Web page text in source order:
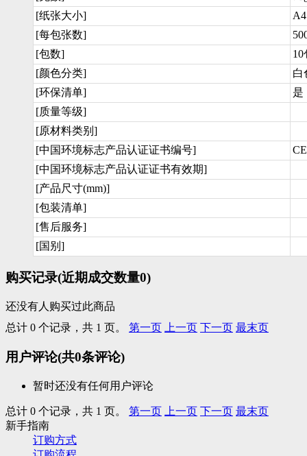
[纸张大小]
A4
[每包张数]
[包数]
10
[颜色分类]
白
[环保清单]
是
[质量等级]
[原材料类别]
[中国环境标志产品认证证书编号]
[中国环境标志产品认证证书有效期]
[产品尺寸(mm)]
[包装清单]
[售后服务]
[国别]
购买记录(近期成交数量0)
还没有人购买过此商品
总计 0 个记录，共 1 页。 第一页 上一页 下一页 最末页
用户评论(共0条评论)
暂时还没有任何用户评论
总计 0 个记录，共 1 页。 第一页 上一页 下一页 最末页
新手指南
订购方式